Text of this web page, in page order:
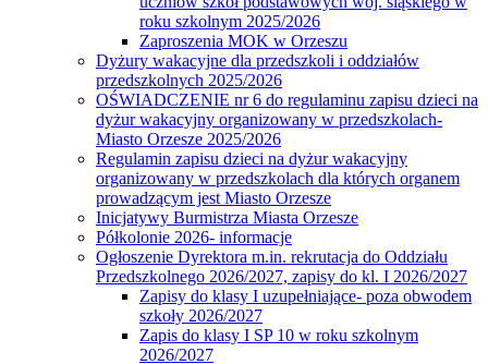
roku szkolnym 2025/2026
Zaproszenia MOK w Orzeszu
Dyżury wakacyjne dla przedszkoli i oddziałów
przedszkolnych 2025/2026
OŚWIADCZENIE nr 6 do regulaminu zapisu dzieci na
dyżur wakacyjny organizowany w przedszkolach-
Miasto Orzesze 2025/2026
Regulamin zapisu dzieci na dyżur wakacyjny
organizowany w przedszkolach dla których organem
prowadzącym jest Miasto Orzesze
Inicjatywy Burmistrza Miasta Orzesze
Półkolonie 2026- informacje
Ogłoszenie Dyrektora m.in. rekrutacja do Oddziału
Przedszkolnego 2026/2027, zapisy do kl. I 2026/2027
Zapisy do klasy I uzupełniające- poza obwodem
szkoły 2026/2027
Zapis do klasy I SP 10 w roku szkolnym
2026/2027